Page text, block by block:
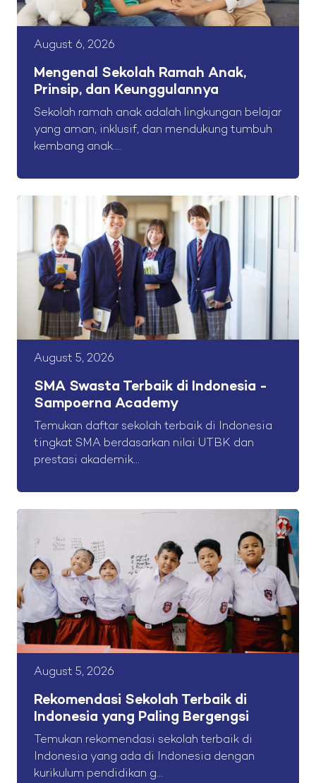
August 6, 2026
Mengenal Sekolah Ramah Anak,
Prinsip, dan Keunggulannya
Sekolah ramah anak adalah lingkungan belajar
yang aman, inklusif, dan mendukung tumbuh
kembang anak....
August 5, 2026
SMA Swasta Terbaik di Indonesia -
Sampoerna Academy
Temukan daftar sekolah terbaik di Indonesia
tingkat SMA berdasarkan nilai UTBK dan
prestasi akademik...
August 5, 2026
Rekomendasi Sekolah Terbaik di
Indonesia yang Paling Bergengsi
Temukan rekomendasi sekolah terbaik di
Indonesia yang ada di Indonesia dengan
kurikulum pendidikan g...